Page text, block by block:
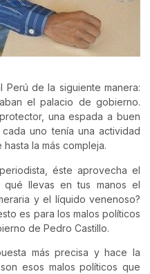
Perú de la siguiente manera:
el palacio de gobierno.
una espada a buen
uno tenía una actividad
la más compleja.
éste aprovecha el
llevas en tus manos el
y el líquido venenoso?
es para los malos políticos
de Pedro Castillo.
más precisa y hace la
esos malos políticos que